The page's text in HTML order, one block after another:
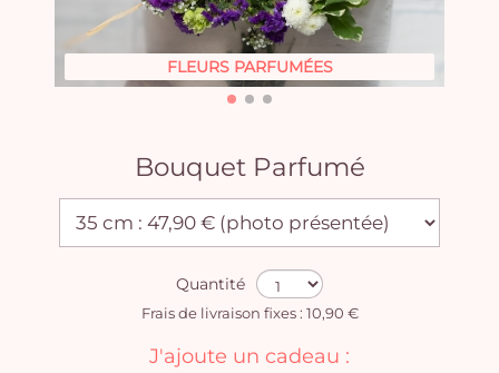
FLEURS PARFUMÉES
Bouquet Parfumé
Quantité
Frais de livraison fixes : 10,90 €
J'ajoute un cadeau :